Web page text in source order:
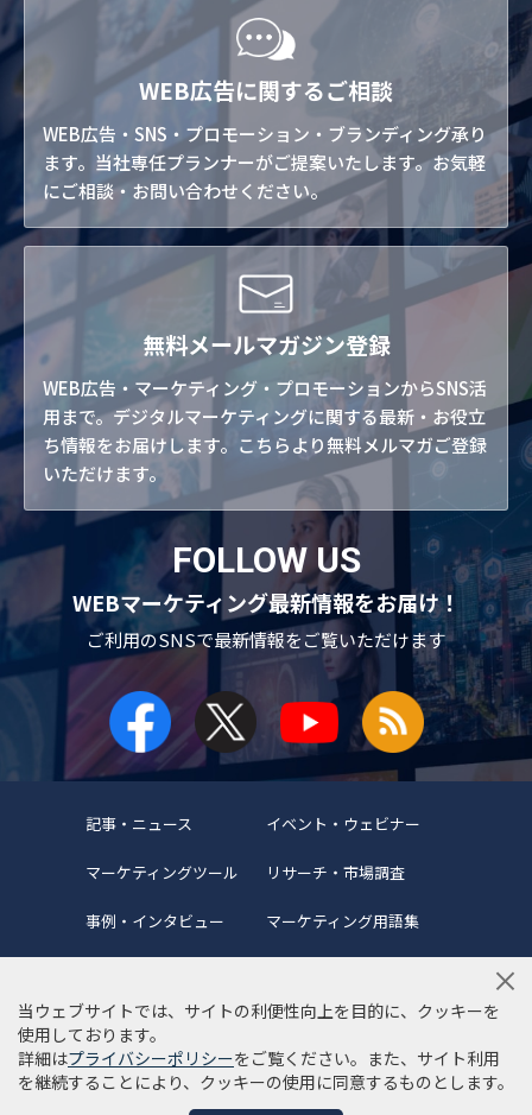
WEB広告に関するご相談
WEB広告・SNS・プロモーション・ブランディング承り
ます。当社専任プランナーがご提案いたします。お気軽
にご相談・お問い合わせください。
無料メールマガジン登録
WEB広告・マーケティング・プロモーションからSNS活
用まで。デジタルマーケティングに関する最新・お役立
ち情報をお届けします。こちらより無料メルマガご登録
いただけます。
FOLLOW US
WEBマーケティング最新情報をお届け！
ご利用のSNSで最新情報をご覧いただけます
記事・ニュース イベント・ウェビナー
マーケティングツール リサーチ・市場調査
事例・インタビュー マーケティング用語集
当サイトについて 編集ポリシー
サイトマップ
利用規約
個人情報保護方針
当ウェブサイトでは、サイトの利便性向上を目的に、クッキーを
使用しております。
詳細はプライバシーポリシーをご覧ください。また、サイト利用
を継続することにより、クッキーの使用に同意するものとします。